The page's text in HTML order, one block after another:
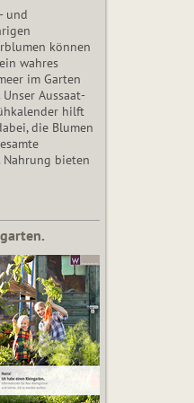
und
können
wahres
im Garten
Aussaat-
hilft
die Blumen
bieten